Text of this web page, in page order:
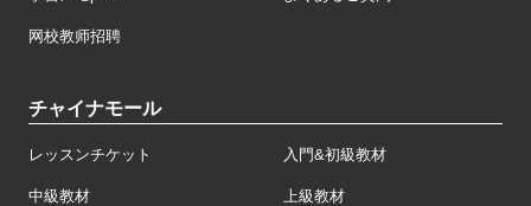
网校教师招聘
チャイナモール
レッスンチケット 入門&初級教材
中級教材 上級教材